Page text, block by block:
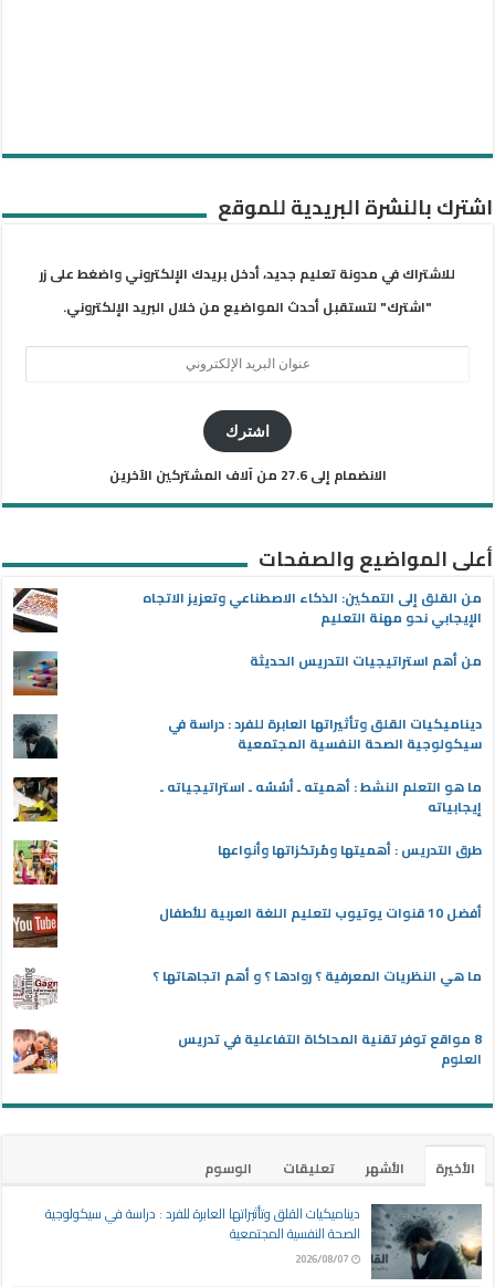
اشترك بالنشرة البريدية للموقع
للاشتراك في مدونة تعليم جديد، أدخل بريدك الإلكتروني واضغط على زر
"اشترك" لتستقبل أحدث المواضيع من خلال البريد الإلكتروني.
اشترك
الانضمام إلى 27.6 من آلاف المشتركين الآخرين
أعلى المواضيع والصفحات
من القلق إلى التمكين: الذكاء الاصطناعي وتعزيز الاتجاه
الإيجابي نحو مهنة التعليم
من أهم استراتيجيات التدريس الحديثة
ديناميكيات القلق وتأثيراتها العابرة للفرد : دراسة في
سيكولوجية الصحة النفسية المجتمعية
ما هو التعلم النشط : أهميته ـ أسُسُه ـ استراتيجياته ـ
إيجابياته
طرق التدريس : أهميتها ومُرتكزاتها وأنواعها
أفضل 10 قنوات يوتيوب لتعليم اللغة العربية للأطفال
ما هي النظريات المعرفية ؟ روادها ؟ و أهم اتجاهاتها ؟
8 مواقع توفر تقنية المحاكاة التفاعلية في تدريس
العلوم
الأخيرة الأشهر تعليقات
الوسوم
ديناميكيات القلق وتأثيراتها العابرة للفرد : دراسة في سيكولوجية
الصحة النفسية المجتمعية
2026/08/07